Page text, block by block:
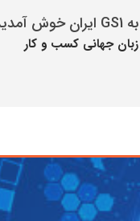
به GS1 ایران خوش آمدید
زبان جهانی كسب و كار